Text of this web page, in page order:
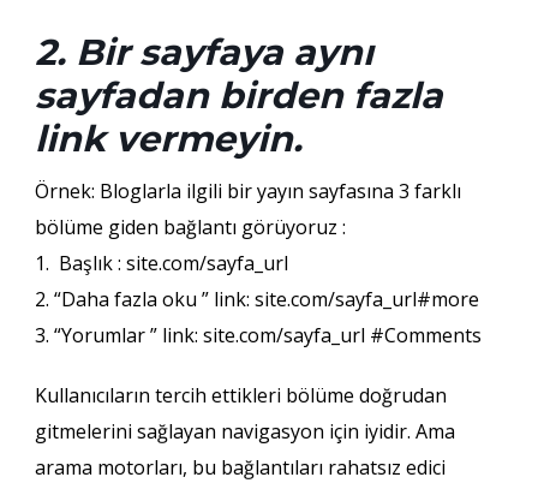
2. Bir sayfaya aynı
sayfadan birden fazla
link vermeyin.
Örnek: Bloglarla ilgili bir yayın sayfasına 3 farklı
bölüme giden bağlantı görüyoruz :
1. Başlık : site.com/sayfa_url
2. “Daha fazla oku ” link: site.com/sayfa_url#more
3. “Yorumlar ” link: site.com/sayfa_url #Comments
Kullanıcıların tercih ettikleri bölüme doğrudan
gitmelerini sağlayan navigasyon için iyidir. Ama
arama motorları, bu bağlantıları rahatsız edici